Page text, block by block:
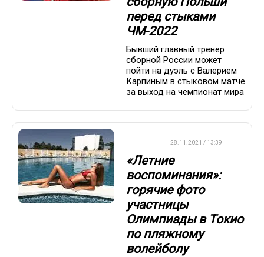
перед стыками
ЧМ-2022
Бывший главный тренер
сборной России может
пойти на дуэль с Валерием
Карпиным в стыковом матче
за выход на чемпионат мира
28.11.2021 / 13:39
«Летние
воспоминания»:
горячие фото
участницы
Олимпиады в Токио
по пляжному
волейболу